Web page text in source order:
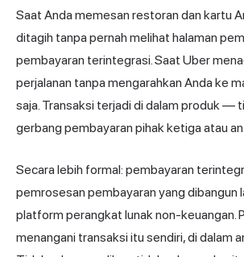
Saat Anda memesan restoran dan kartu
ditagih tanpa pernah melihat halaman
pembayaran terintegrasi. Saat Uber
perjalanan tanpa mengarahkan Anda ke
saja. Transaksi terjadi di dalam produk —
gerbang pembayaran pihak ketiga atau
Secara lebih formal: pembayaran
pemrosesan pembayaran yang dibangun
platform perangkat lunak non-keuangan.
menangani transaksi itu sendiri, di dalam